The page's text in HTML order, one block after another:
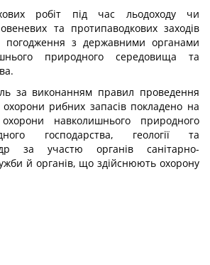
робіт під час льодоходу чи
та протипаводкових заходів
погодження з державними органами
природного середовища та
за виконанням правил проведення
охо­рони рибних запасів покладено на
навколишнього природ­ного
господарства, геології та
за участю органів санітарно-
й органів, що здійснюють охорону